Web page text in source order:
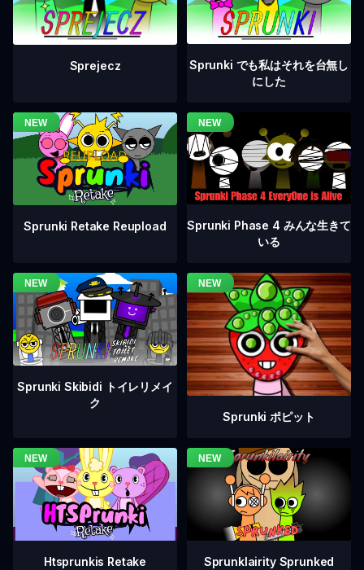
Sprejecz
Sprunki でも私はそれを台無し
にした
Sprunki Retake Reupload
Sprunki Phase 4 みんな生きて
いる
Sprunki Skibidi トイレリメイ
ク
Sprunki ポピット
Htsprunkis Retake Sprunklairity Sprunked